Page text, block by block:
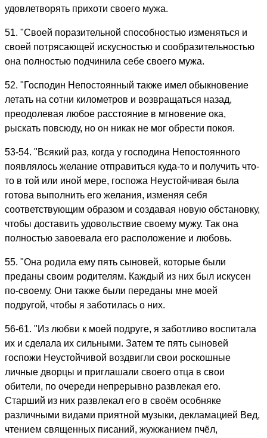
удовлетворять прихоти своего мужа.
51. "Своей поразительной способностью изменяться и
своей потрясающей искусностью и сообразительностью
она полностью подчинила себе своего мужа.
52. "Господин Непостоянный также имел обыкновение
летать на сотни километров и возвращаться назад,
преодолевая любое расстояние в мгновение ока,
рыскать повсюду, но он никак не мог обрести покоя.
53-54. "Всякий раз, когда у господина Непостоянного
появлялось желание отправиться куда-то и получить что-
то в той или иной мере, госпожа Неустойчивая была
готова выполнить его желания, изменяя себя
соответствующим образом и создавая новую обстановку,
чтобы доставить удовольствие своему мужу. Так она
полностью завоевала его расположение и любовь.
55. "Она родила ему пять сыновей, которые были
преданы своим родителям. Каждый из них был искусен
по-своему. Они также были переданы мне моей
подругой, чтобы я заботилась о них.
56-61. "Из любви к моей подруге, я заботливо воспитала
их и сделала их сильными. Затем те пять сыновей
госпожи Неустойчивой воздвигли свои роскошные
личные дворцы и приглашали своего отца в свои
обители, по очереди непрерывно развлекая его.
Старший из них развлекал его в своём особняке
различными видами приятной музыки, декламацией Вед,
чтением священных писаний, жужжанием пчёл,